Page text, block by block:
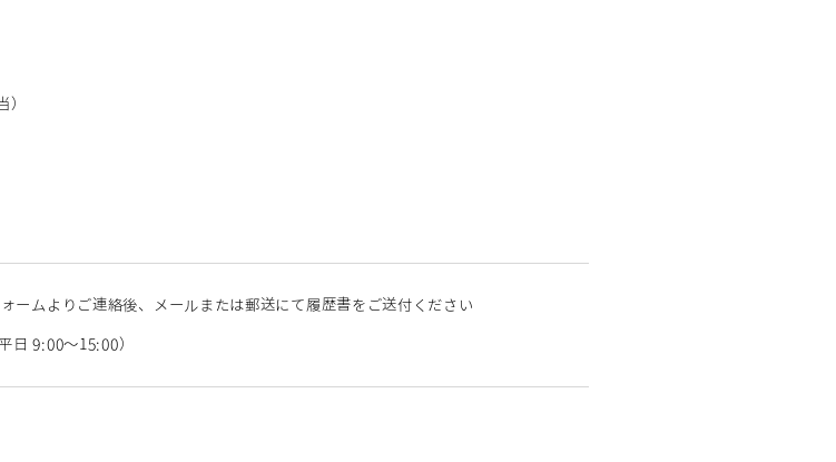
）
ームよりご連絡後、メールまたは郵送にて履歴書をご送付ください
日 9:00〜15:00）